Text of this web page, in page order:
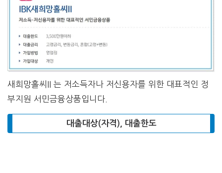
새희망홀씨II 는 저소득자나 저신용자를 위한 대표적인 정
부지원 서민금융상품입니다.
대출대상(자격), 대출한도